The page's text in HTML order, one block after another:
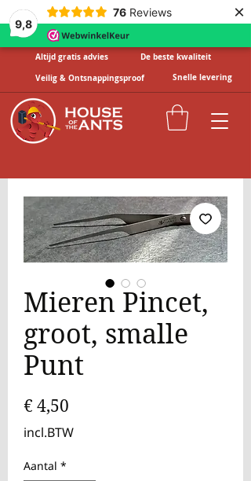
9,8
76 Reviews ×
Altijd gratis advies
De beste kwaliteit
Veilig & Ontsnappingsproof
Snelle levering
Mieren Pincet,
groot, smalle
Punt
€ 4,50
incl.BTW
Aantal*